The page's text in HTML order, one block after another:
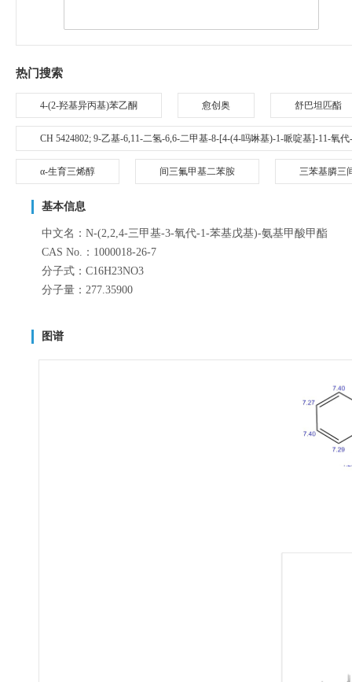
热门搜索
4-(2-羟基异丙基)苯乙酮 愈创奥 舒巴坦匹酯
CH 5424802; 9-乙基-6,11-二氢-6,6-二甲基-8-[4-(4-吗啉基)-1-哌啶基]-11-氧
α-生育三烯醇 间三氟甲基二苯胺 三苯基膦三
基本信息
中文名：N-(2,2,4-三甲基-3-氧代-1-苯基戊基)-氨基甲酸甲酯
CAS No.：1000018-26-7
分子式：C16H23NO3
分子量：277.35900
图谱